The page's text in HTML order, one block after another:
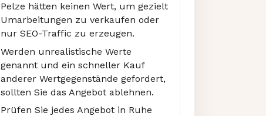
Pelze hätten keinen Wert, um gezielt
Umarbeitungen zu verkaufen oder
nur SEO-Traffic zu erzeugen.
Werden unrealistische Werte
genannt und ein schneller Kauf
anderer Wertgegenstände gefordert,
sollten Sie das Angebot ablehnen.
Prüfen Sie jedes Angebot in Ruhe